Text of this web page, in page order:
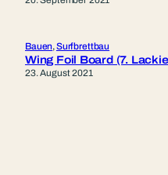
Bauen, Surfbrettbau
Wing Foil Board (7.
23. August 2021